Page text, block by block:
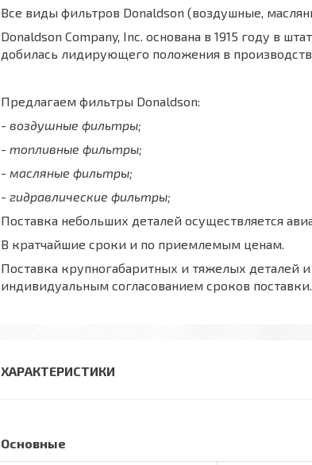
Все виды фильтров Donaldson (воздушные,
Donaldson Company, Inc. основана в 1915 году в
добилась лидирующего положения в
Предлагаем фильтры Donaldson:
- воздушные фильтры;
- топливные фильтры;
- масляные фильтры;
- гидравлические фильтры;
Поставка небольших деталей осуществляется
В кратчайшие сроки и по приемлемым ценам.
Поставка крупногабаритных и тяжелых деталей
индивидуальным согласованием сроков поставки.
ХАРАКТЕРИСТИКИ
Основные